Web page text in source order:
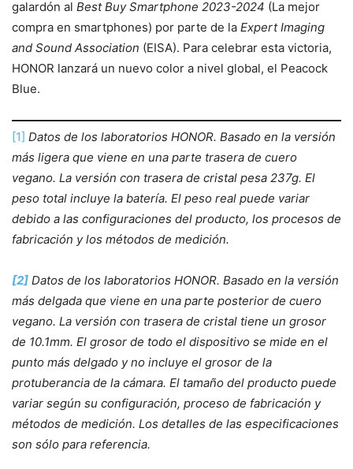
galardón al Best Buy Smartphone 2023-2024 (La mejor
compra en smartphones) por parte de la Expert Imaging
and Sound Association (EISA). Para celebrar esta victoria,
HONOR lanzará un nuevo color a nivel global, el Peacock
Blue.
[1] Datos de los laboratorios HONOR. Basado en la versión
más ligera que viene en una parte trasera de cuero
vegano. La versión con trasera de cristal pesa 237g. El
peso total incluye la batería. El peso real puede variar
debido a las configuraciones del producto, los procesos de
fabricación y los métodos de medición.
[2] Datos de los laboratorios HONOR. Basado en la versión
más delgada que viene en una parte posterior de cuero
vegano. La versión con trasera de cristal tiene un grosor
de 10.1mm. El grosor de todo el dispositivo se mide en el
punto más delgado y no incluye el grosor de la
protuberancia de la cámara. El tamaño del producto puede
variar según su configuración, proceso de fabricación y
métodos de medición. Los detalles de las especificaciones
son sólo para referencia.